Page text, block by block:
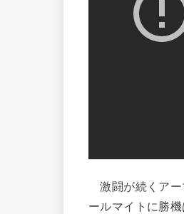
激闘が続くアー
ールマイトに勝